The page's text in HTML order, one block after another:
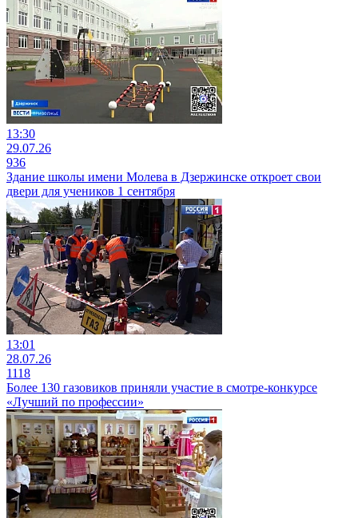
13:30
29.07.26
936
Здание школы имени Молева в Дзержинске откроет свои
двери для учеников 1 сентября
13:01
28.07.26
1118
Более 130 газовиков приняли участие в смотре-конкурсе
«Лучший по профессии»